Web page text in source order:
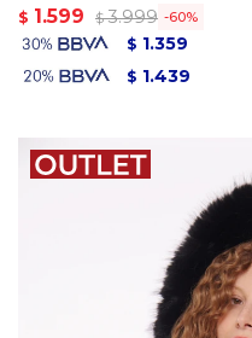
$ 1.599 $ 3.999 60
$ 1.359
$ 1.439